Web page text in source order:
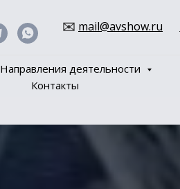
✉️ mail@avshow.ru
Направления деятельности
Контакты